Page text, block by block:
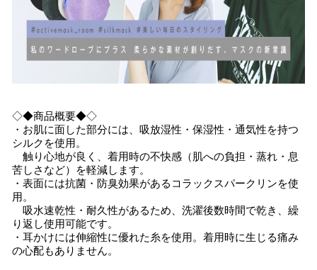
◇◆商品概要◆◇
・お肌に面した部分には、吸放湿性・保湿性・通気性を持つ
シルクを使用。
触り心地が良く、着用時の不快感（肌への負担・蒸れ・息
苦しさなど）を軽減します。
・表面には抗菌・防臭効果があるコラックスパークリンを使
用。
吸水速乾性・耐久性があるため、洗濯後数時間で乾き、繰
り返し使用可能です。
・耳かけには伸縮性に優れた糸を使用。着用時に生じる痛み
の心配もありません。